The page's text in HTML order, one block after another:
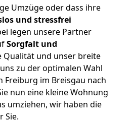
Umzüge oder dass ihre
und stressfrei
legen unsere Partner
Sorgfalt und
Qualität und unser breite
zu der optimalen Wahl
Freiburg im Breisgau nach
nun eine kleine Wohnung
umziehen, wir haben die
Sie.